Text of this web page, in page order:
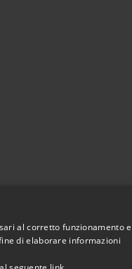
al corretto funzionamento e
di elaborare informazioni